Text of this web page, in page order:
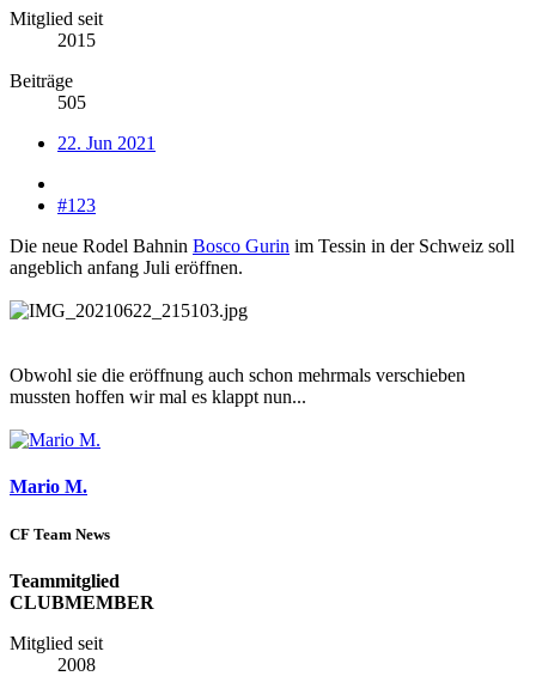
Mitglied seit
2015
Beiträge
505
22. Jun 2021
#123
Die neue Rodel Bahnin Bosco Gurin im Tessin in der Schweiz soll
angeblich anfang Juli eröffnen.
Obwohl sie die eröffnung auch schon mehrmals verschieben
mussten hoffen wir mal es klappt nun...
Mario M.
CF Team News
Teammitglied
CLUBMEMBER
Mitglied seit
2008